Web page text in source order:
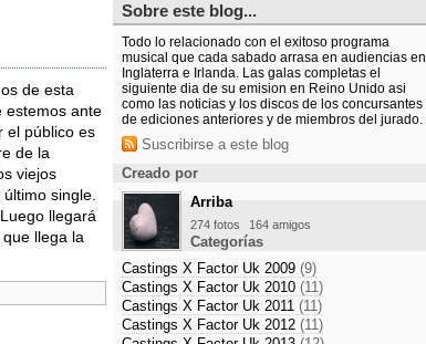
de esta
estemos ante
el público es
de la
viejos
single.
llegará
llega la
Sobre este blog...
Todo lo relacionado con el exitoso programa
musical que cada sabado arrasa en audiencias en
Inglaterra e Irlanda. Las galas completas el
siguiente dia de su emision en Reino Unido asi
como las noticias y los discos de los concursantes
de ediciones anteriores y de miembros del jurado.
Suscribirse a este blog
Creado por
Arriba
274 fotos 164 amigos
Categorías
Castings X Factor Uk 2009 (9)
Castings X Factor Uk 2010 (11)
Castings X Factor Uk 2011 (11)
Castings X Factor Uk 2012 (11)